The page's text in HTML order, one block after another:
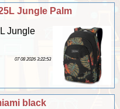
Jungle Palm
Jungle
07 08 2026 3:22:53
black